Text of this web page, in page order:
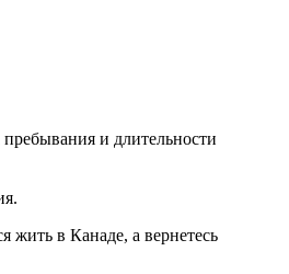
и длительности
жить в Канаде, а вернетесь